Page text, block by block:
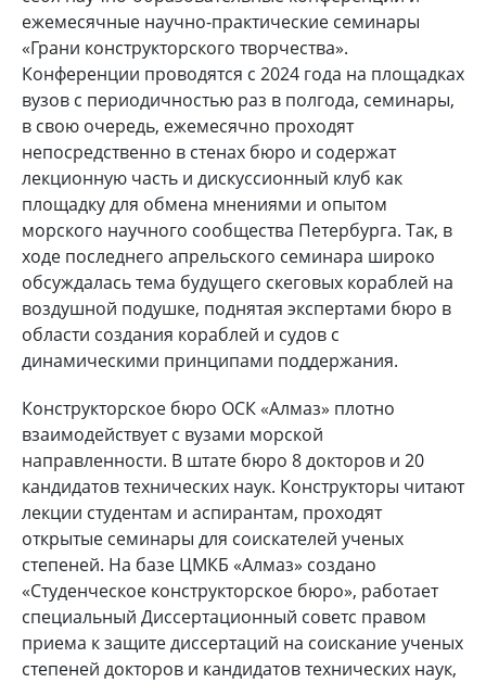
ежемесячные научно-практические семинары
«Грани конструкторского творчества».
Конференции проводятся с 2024 года на площадках
вузов с периодичностью раз в полгода, семинары,
в свою очередь, ежемесячно проходят
непосредственно в стенах бюро и содержат
лекционную часть и дискуссионный клуб как
площадку для обмена мнениями и опытом
морского научного сообщества Петербурга. Так, в
ходе последнего апрельского семинара широко
обсуждалась тема будущего скеговых кораблей на
воздушной подушке, поднятая экспертами бюро в
области создания кораблей и судов с
динамическими принципами поддержания.
Конструкторское бюро ОСК «Алмаз» плотно
взаимодействует с вузами морской
направленности. В штате бюро 8 докторов и 20
кандидатов технических наук. Конструкторы читают
лекции студентам и аспирантам, проходят
открытые семинары для соискателей ученых
степеней. На базе ЦМКБ «Алмаз» создано
«Студенческое конструкторское бюро», работает
специальный Диссертационный советс правом
приема к защите диссертаций на соискание ученых
степеней докторов и кандидатов технических наук,